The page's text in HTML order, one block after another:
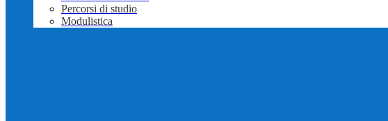
Percorsi di studio
Modulistica